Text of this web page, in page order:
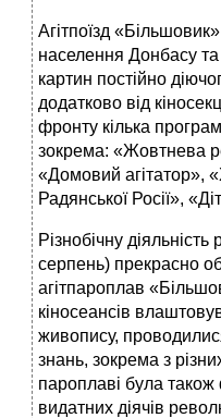
Агітпоїзд
населення Донбасу
картин постійно
додатково від
фронту кілька
зокрема: «Жовтнева
«Домовий агітатор»,
Радянської Росії»,
Різнобічну
серпень) прекрасно
агітпароплав
кіносеансів
живопису,
знань, зокрема з
пароплаві була також
видатних діячів